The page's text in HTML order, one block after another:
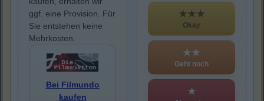
ggf. eine Provision. Für
Sie entstehen keine
Mehrkosten.
Bei Filmundo
kaufen
★★★
Okay
★★
Geht noch
★